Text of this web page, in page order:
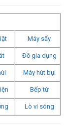
Máy sấy
Đồ gia dụng
Máy hút bụi
Bếp từ
Lò vi sóng